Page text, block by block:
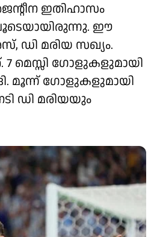
ഇതിഹാസം
ഈ
ഡി മരിയ സഖ്യം.
7 മെസ്സി ഗോളുകളുമായി
മൂന്ന് ​ഗോളുകളുമായി
ഡി മരിയയും